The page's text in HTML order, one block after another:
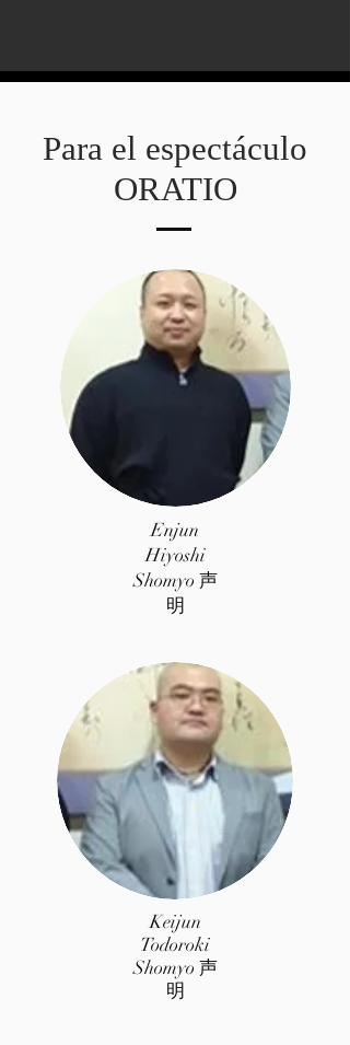
Para el espectáculo
ORATIO
Enjun
Hiyoshi
Shomyo 声
明
Keijun
Todoroki
Shomyo 声
明